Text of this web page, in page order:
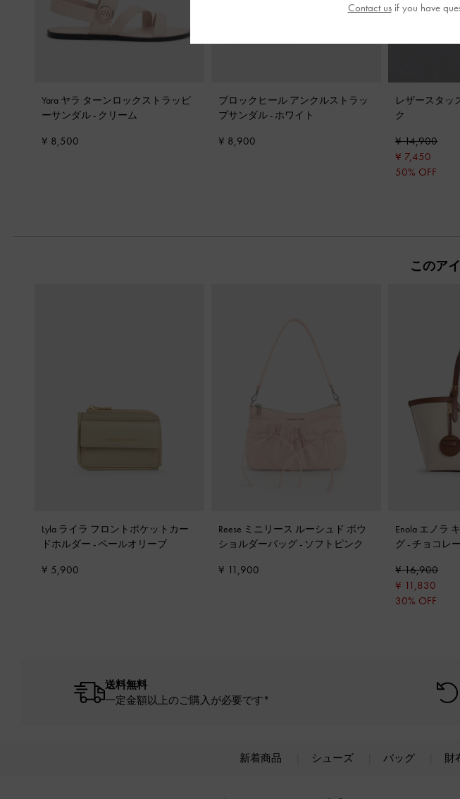
Yara ヤラ ターンロックストラッピ
ーサンダル - クリーム
¥ 8,500
ブロックヒール アンクルストラッ
プサンダル - ホワイト
¥ 8,900
レザースタッ
ク
¥ 14,900
¥ 7,450
50% OFF
このア
Lyla ライラ フロントポケットカー
ドホルダー -ペールオリーブ
¥ 5,900
Reese ミニリース ルーシュド ボウ
ショルダーバッグ - ソフトピンク
¥ 11,900
Enola エノラ
グ - チョコレ
¥ 16,900
¥ 11,830
30% OFF
送料無料
一定金額以上のご購入が必要です*
新着商品 シューズ バッグ 財
Contact usif you have